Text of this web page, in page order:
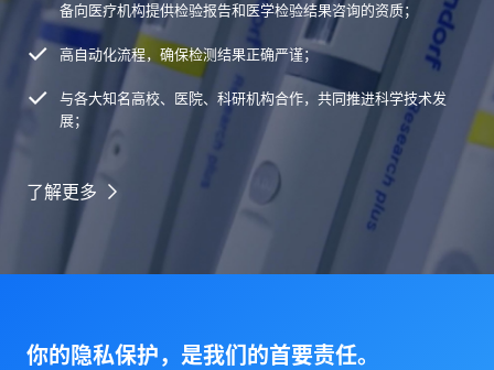
备向医疗机构提供检验报告和医学检验结果咨询的资质；
高自动化流程，确保检测结果正确严谨；
与各大知名高校、医院、科研机构合作，共同推进科学技术发
展；
了解更多
你的隐私保护，是我们的首要责任。